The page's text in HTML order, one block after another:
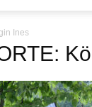
Ines